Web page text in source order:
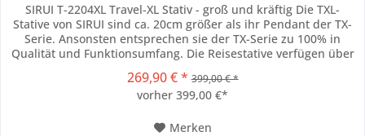
SIRUI T-2204XL Travel-XL Stativ - groß und kräftig Die TXL-
Stative von SIRUI sind ca. 20cm größer als ihr Pendant der TX-
Serie. Ansonsten entsprechen sie der TX-Serie zu 100% in
Qualität und Funktionsumfang. Die Reisestative verfügen über
jeder Situation leicht zu handhaben und bieten Ihrer Kamera
stets sicheren...
269,90 € * 399,00 € *
vorher 399,00 €*
Merken